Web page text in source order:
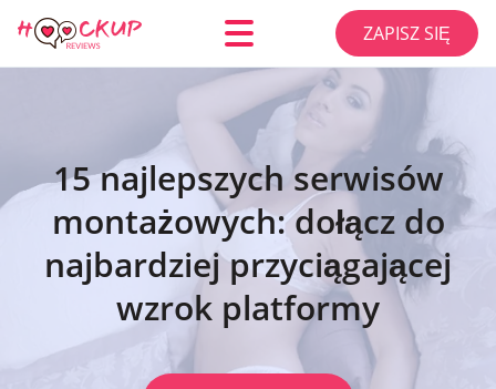
ZAPISZ SIĘ
15 najlepszych serwisów
montażowych: dołącz do
najbardziej przyciągającej
wzrok platformy